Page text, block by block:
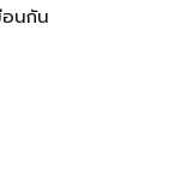
อนกัน